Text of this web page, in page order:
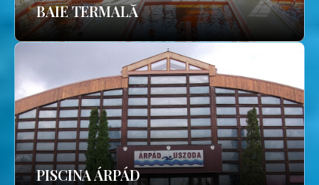
BAIE TERMALĂ
PISCINA ÁRPÁD